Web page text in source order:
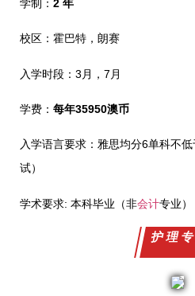
学制： 2 年
校区：霍巴特，朗赛
入学时段：3月，7月
学费： 每年35950澳币
入学语言要求：雅思均分6单科不
试）
学术要求: 本科毕业（非会计专业）
护理